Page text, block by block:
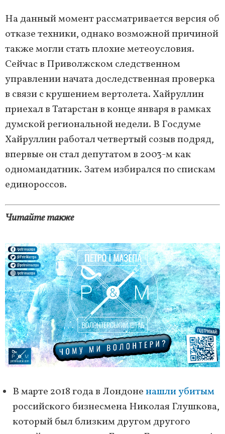
На данный момент рассматривается версия об
отказе техники, однако возможной причиной
также могли стать плохие метеоусловия.
Сейчас в Приволжском следственном
управлении начата доследственная проверка
в связи с крушением вертолета. Хайруллин
приехал в Татарстан в конце января в рамках
думской региональной недели. В Госдуме
Хайруллин работал четвертый созыв подряд,
впервые он стал депутатом в 2003-м как
одномандатник. Затем избирался по спискам
единороссов.
Читайте также
В марте 2018 года в Лондоненашли убитым
российского бизнесмена Николая Глушкова,
который был близким другом другого